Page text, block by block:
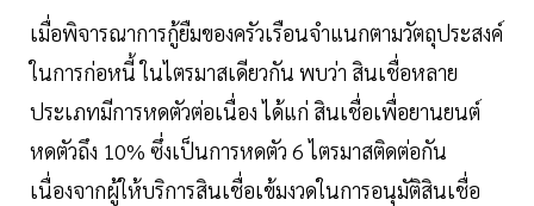
เมื่อพิจารณาการกู้ยืมของครัวเรือนจำแนกตามวัตถุประสงค์
ในการก่อหนี้ ในไตรมาสเดียวกัน พบว่า สินเชื่อหลาย
ประเภทมีการหดตัวต่อเนื่อง ได้แก่ สินเชื่อเพื่อยานยนต์
หดตัวถึง 10% ซึ่งเป็นการหดตัว 6 ไตรมาสติดต่อกัน
เนื่องจากผู้ให้บริการสินเชื่อเข้มงวดในการอนุมัติสินเชื่อ